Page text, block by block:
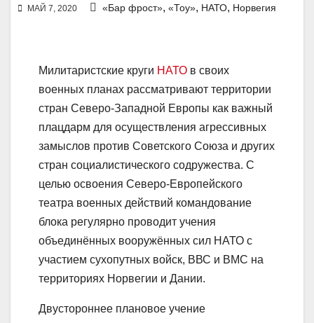
МАЙ 7, 2020 «Бар фрост», «Тоу», НАТО, Норвегия
Милитаристские круги НАТО в своих
военных планах рассматривают территории
стран Северо-Западной Европы как важный
плацдарм для осуществления агрессивных
замыслов против Советского Союза и других
стран социалистического содружества. С
целью освоения Северо-Европейского
театра военных действий командование
блока регулярно проводит учения
объединённых вооружённых сил НАТО с
участием сухопутных войск, ВВС и ВМС на
территориях Норвегии и Дании.
Двустороннее плановое учение